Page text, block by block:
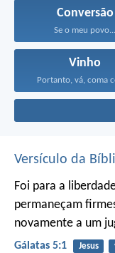
Conversão
Se o meu povo...
Vinho
Portanto, vá, coma
Versículo da
Foi para a
permaneçam
novamente a um
Gálatas 5:1 Jesus